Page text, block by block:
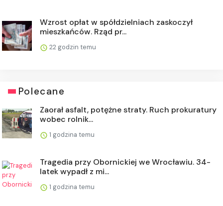
Wzrost opłat w spółdzielniach zaskoczył
mieszkańców. Rząd pr...
22 godzin temu
Polecane
Zaorał asfalt, potężne straty. Ruch prokuratury
wobec rolnik...
1 godzina temu
Tragedia przy Obornickiej we Wrocławiu. 34-
latek wypadł z mi...
1 godzina temu